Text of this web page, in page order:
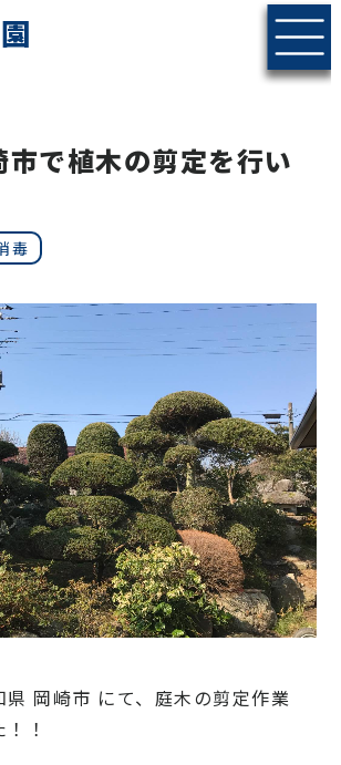
市で植木の剪定を行い
毒
県 岡崎市 にて、庭木の剪定作業
！